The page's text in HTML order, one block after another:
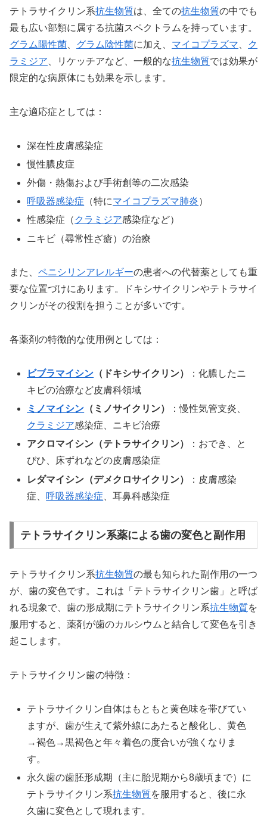
テトラサイクリン系抗生物質は、全ての抗生物質の中でも
最も広い部類に属する抗菌スペクトラムを持っています。
グラム陽性菌
グラム陰性菌に加え、 マイコプラズマ
ク
ラミジア 、リケッチアなど、一般的な抗生物質では効果が
限定的な病原体にも効果を示します。
主な適応症としては：
深在性皮膚感染症
慢性膿皮症
外傷・熱傷および手術創等の二次感染
呼吸器感染症 （特にマイコプラズマ肺炎）
性感染症（ クラミジア感染症など）
ニキビ（尋常性ざ瘡）の治療
また、 ペニシリンアレルギーの患者への代替薬としても重
要な位置づけにあります。ドキシサイクリンやテトラサイ
クリンがその役割を担うことが多いです。
各薬剤の特徴的な使用例としては：
ビブラマイシン （ドキシサイクリン）
：化膿したニ
キビの治療など皮膚科領域
ミノマイシン （ミノサイクリン）
：慢性気管支炎、
クラミジア感染症、ニキビ治療
アクロマイシン（テトラサイクリン）
：おでき、と
びひ、床ずれなどの皮膚感染症
レダマイシン（デメクロサイクリン）
：皮膚感染
症、 呼吸器感染症 、耳鼻科感染症
テトラサイクリン系薬による歯の変色と副作用
テトラサイクリン系抗生物質の最も知られた副作用の一つ
が、歯の変色です。これは「テトラサイクリン歯」と呼ば
れる現象で、歯の形成期にテトラサイクリン系抗生物質を
服用すると、薬剤が歯のカルシウムと結合して変色を引き
起こします。
テトラサイクリン歯の特徴：
テトラサイクリン自体はもともと黄色味を帯びてい
ますが、歯が生えて紫外線にあたると酸化し、黄色
→褐色→黒褐色と年々着色の度合いが強くなりま
す。
永久歯の歯胚形成期（主に胎児期から8歳頃まで）に
テトラサイクリン系抗生物質を服用すると、後に永
久歯に変色として現れます。